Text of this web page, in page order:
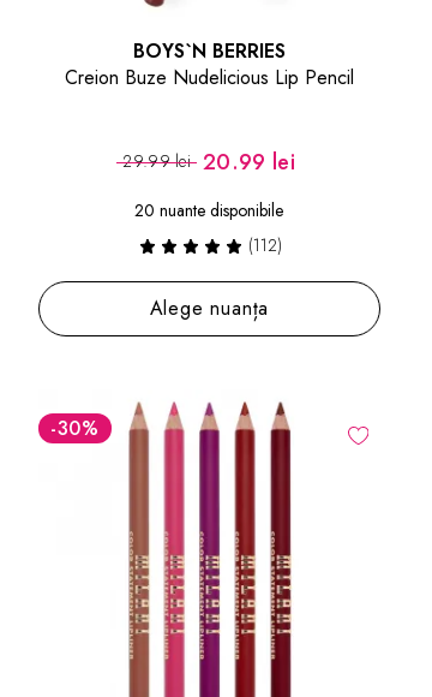
BOYS`N BERRIES
Creion Buze Nudelicious Lip Pencil
29.99 lei 20.99 lei
20 nuante disponibile
(112)
Alege nuanța
-30%